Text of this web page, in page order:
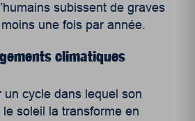
subissent de graves
une fois par année.
climatiques
un cycle dans lequel son
soleil la transforme en